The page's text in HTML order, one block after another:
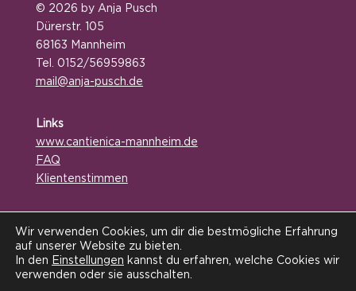
© 2026 by Anja Pusch
Dürerstr. 105
68163 Mannheim
Tel. 0152/56959863
mail@anja-pusch.de
Links
www. cantienica-mannheim.de
FAQ
Klientenstimmen
Online-Terminbuchung
Kontakt / Anfahrt
Impressum / Datenschutz
Wir verwenden Cookies, um dir die bestmögliche Erfahrung
auf unserer Website zu bieten.
In den Einstellungen kannst du erfahren, welche Cookies wir
verwenden oder sie ausschalten.